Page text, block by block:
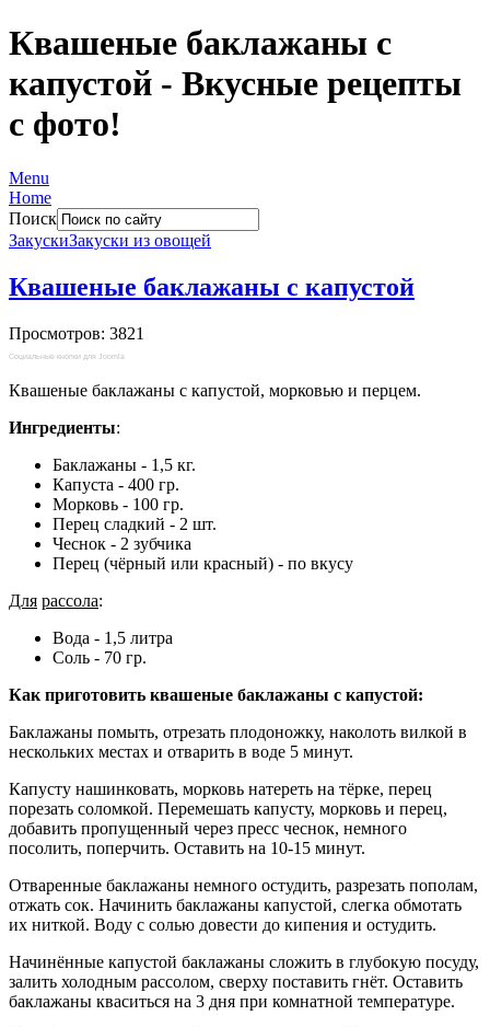
Квашеные баклажаны с
капустой - Вкусные рецепты
с фото!
Menu
Home
Поиск
ЗакускиЗакуски из овощей
Квашеные баклажаны с капустой
Просмотров: 3821
Социальные кнопки для Joomla
Квашеные баклажаны с капустой, морковью и перцем.
Ингредиенты:
Баклажаны - 1,5 кг.
Капуста - 400 гр.
Морковь - 100 гр.
Перец сладкий - 2 шт.
Чеснок - 2 зубчика
Перец (чёрный или красный) - по вкусу
Для рассола:
Вода - 1,5 литра
Соль - 70 гр.
Как приготовить квашеные баклажаны с капустой:
Баклажаны помыть, отрезать плодоножку, наколоть вилкой в
нескольких местах и отварить в воде 5 минут.
Капусту нашинковать, морковь натереть на тёрке, перец
порезать соломкой. Перемешать капусту, морковь и перец,
добавить пропущенный через пресс чеснок, немного
посолить, поперчить. Оставить на 10-15 минут.
Отваренные баклажаны немного остудить, разрезать пополам,
отжать сок. Начинить баклажаны капустой, слегка обмотать
их ниткой. Воду с солью довести до кипения и остудить.
Начинённые капустой баклажаны сложить в глубокую посуду,
залить холодным рассолом, сверху поставить гнёт. Оставить
баклажаны кваситься на 3 дня при комнатной температуре.